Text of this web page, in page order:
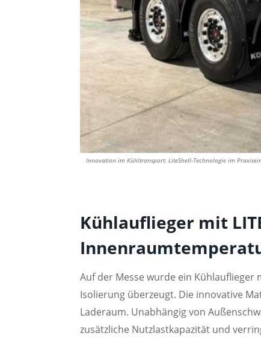
Innovation im Kühltransport: LiteShell-Technologie im
Kühlauflieger mit
Auf der Messe wurde ein
Isolierung überzeugt. Die innovative
Laderaum. Unabhängig von
zusätzliche Nutzlastkapazität und